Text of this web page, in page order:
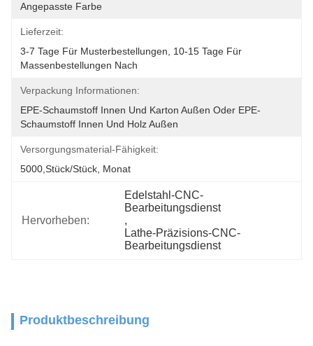
Angepasste Farbe
Lieferzeit:
3-7 Tage Für Musterbestellungen, 10-15 Tage Für
Massenbestellungen Nach
Verpackung Informationen:
EPE-Schaumstoff Innen Und Karton Außen Oder EPE-
Schaumstoff Innen Und Holz Außen
Versorgungsmaterial-Fähigkeit:
5000,Stück/Stück, Monat
Hervorheben:
Edelstahl-CNC-
Bearbeitungsdienst
,
Lathe-Präzisions-CNC-
Bearbeitungsdienst
Produktbeschreibung